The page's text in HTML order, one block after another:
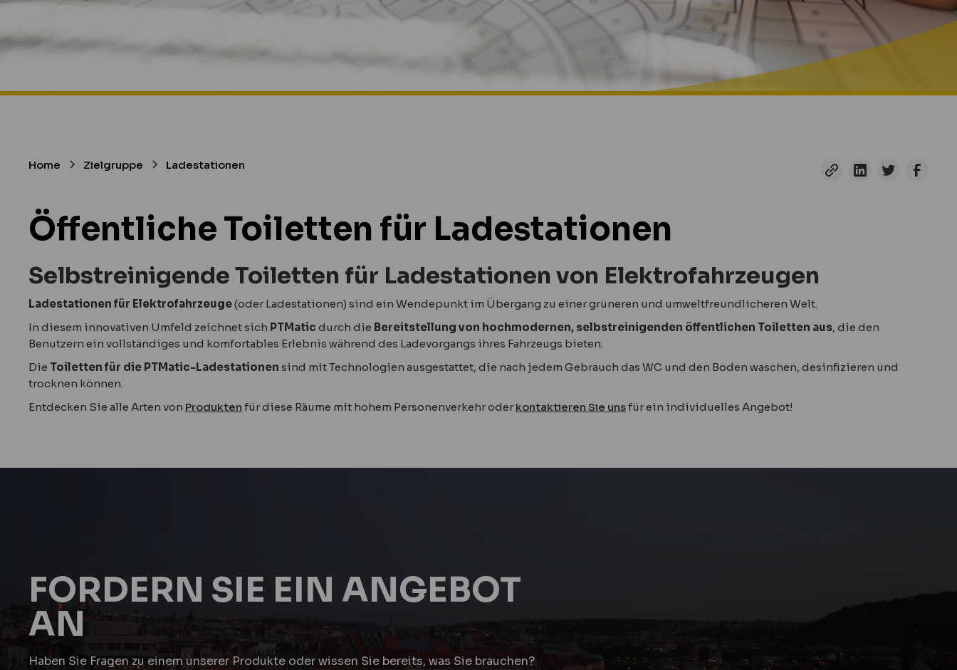
Home Zielgruppe Ladestationen
Öffentliche Toiletten für Ladestationen
Selbstreinigende Toiletten für Ladestationen von Elektrofahrzeugen
Ladestationen für Elektrofahrzeuge(oder Ladestationen) sind ein Wendepunkt im Übergang zu einer grüneren und umweltfreundlicheren Welt.
In diesem innovativen Umfeld zeichnet sich PTMatic durch die Bereitstellung von hochmodernen, selbstreinigenden öffentlichen Toiletten aus, die den
Benutzern ein vollständiges und komfortables Erlebnis während des Ladevorgangs ihres Fahrzeugs bieten.
Die Toiletten für die PTMatic-Ladestationen sind mit Technologien ausgestattet, die nach jedem Gebrauch das WC und den Boden waschen, desinfizieren und
trocknen können.
Entdecken Sie alle Arten von Produkten für diese Räume mit hohem Personenverkehr oder kontaktieren Sie unsfür ein individuelles Angebot!
FORDERN SIE EIN ANGEBOT
AN
Haben Sie Fragen zu einem unserer Produkte oder wissen Sie bereits, was Sie brauchen?